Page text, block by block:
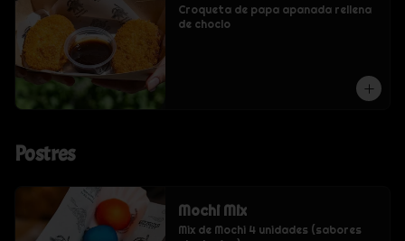
Croqueta de papa apanada rellena
de choclo
Postres
Mochi Mix
Mix de Mochi 4 unidades (sabores